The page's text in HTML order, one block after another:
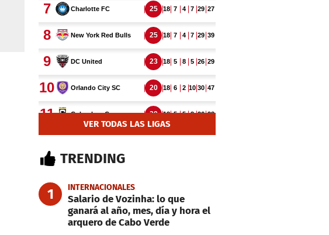
VER TODAS LAS LIGAS
TRENDING
1 INTERNACIONALES
Salario de Vozinha: lo que
ganará al año, mes, día y hora el
arquero de Cabo Verde